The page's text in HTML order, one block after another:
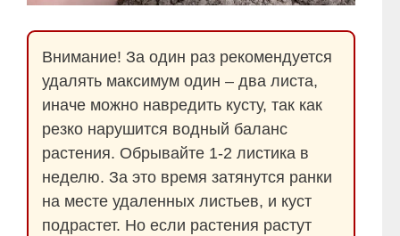
Внимание! За один раз рекомендуется
удалять максимум один – два листа,
иначе можно навредить кусту, так как
резко нарушится водный баланс
растения. Обрывайте 1-2 листика в
неделю. За это время затянутся ранки
на месте удаленных листьев, и куст
подрастет. Но если растения растут